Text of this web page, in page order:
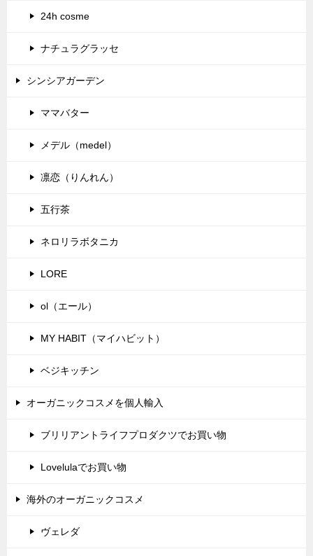
24h cosme
ナチュラグラッセ
シンシアガーデン
ママバター
メデル（medel）
凛恋（りんれん）
五行茶
ネロリラボタニカ
LORE
ol（エール）
MY HABIT（マイハビット）
ベジキッチン
オーガニックコスメを個人輸入
ブリリアントライフプロダクツでお買い物
Lovelulaでお買い物
海外のオーガニックコスメ
ヴェレダ